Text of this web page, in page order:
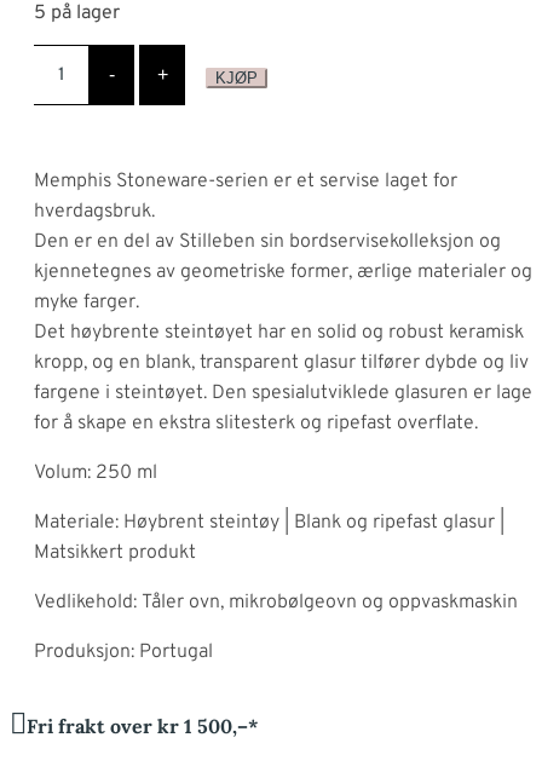
var:
kr 329.kr 165.
5 på lager
-
Memphis
Cup,
Blue
+ KJØP
Memphis Stoneware-serien er et servise laget for
hverdagsbruk.
Den er en del av Stilleben sin bordservisekolleksjon og
kjennetegnes av geometriske former, ærlige materialer og
myke farger.
Det høybrente steintøyet har en solid og robust keramisk
kropp, og en blank, transparent glasur tilfører dybde og liv
fargene i steintøyet. Den spesialutviklede glasuren er laget
for å skape en ekstra slitesterk og ripefast overflate.
Volum: 250 ml
Materiale: Høybrent steintøy | Blank og ripefast glasur |
Matsikkert produkt
Vedlikehold: Tåler ovn, mikrobølgeovn og oppvaskmaskin
Produksjon: Portugal
Fri frakt over kr 1 500,–*